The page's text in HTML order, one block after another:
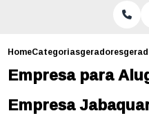
HomeCategoriasgeradores
Empresa para
Empresa